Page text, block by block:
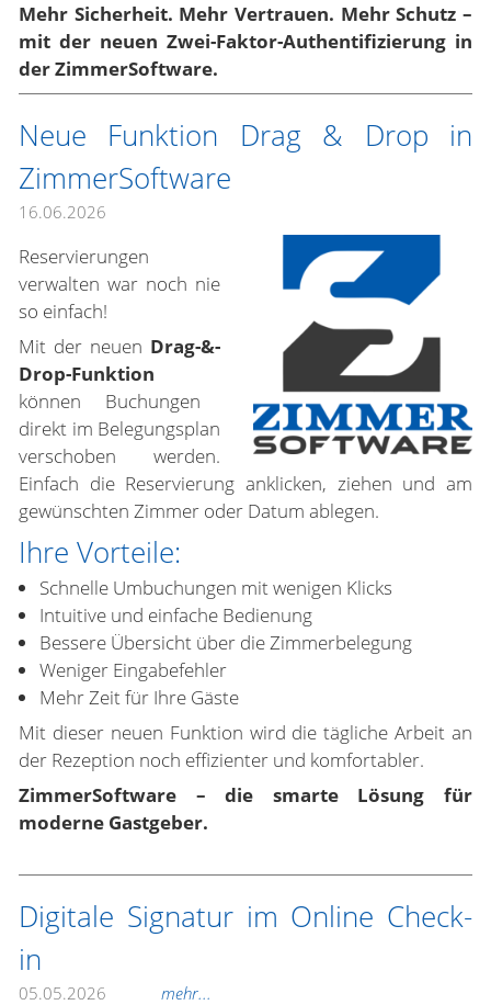
Mehr Sicherheit. Mehr Vertrauen. Mehr Schutz –
mit der neuen Zwei-Faktor-Authentifizierung in
der ZimmerSoftware.
Neue Funktion Drag & Drop in
ZimmerSoftware
16.06.2026
Reservierungen
verwalten war noch nie
so einfach!
Mit der neuen Drag-&-
Drop-Funktion
können Buchungen
direkt im Belegungsplan
verschoben werden.
Einfach die Reservierung anklicken, ziehen und am
gewünschten Zimmer oder Datum ablegen.
Ihre Vorteile:
Schnelle Umbuchungen mit wenigen Klicks
Intuitive und einfache Bedienung
Bessere Übersicht über die Zimmerbelegung
Weniger Eingabefehler
Mehr Zeit für Ihre Gäste
Mit dieser neuen Funktion wird die tägliche Arbeit an
der Rezeption noch effizienter und komfortabler.
ZimmerSoftware – die smarte Lösung für
moderne Gastgeber.
Digitale Signatur im Online Check-
in
05.05.2026 mehr...